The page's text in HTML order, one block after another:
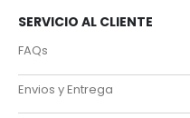
SERVICIO AL CLIENTE
FAQs
Envios y Entrega